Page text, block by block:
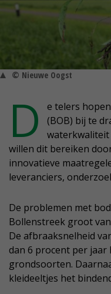
© Nieuwe Oogst
D
e telers
(BOB) bij te
waterkwaliteit
willen dit bereiken
innovatieve
leveranciers,
De problemen met
Bollenstreek groot
De afbraaksnelheid
dan 6 procent per jaar
grondsoorten.
kleideeltjes het